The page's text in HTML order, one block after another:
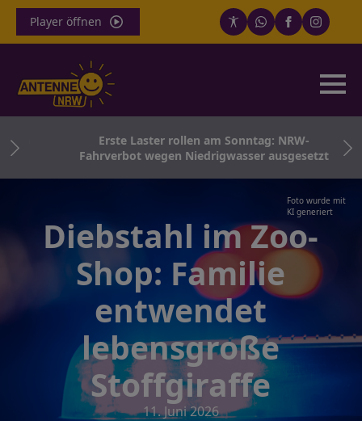
Player öffnen
Erste Laster rollen am Sonntag: NRW-
Fahrverbot wegen Niedrigwasser ausgesetzt
Foto wurde mit
KI generiert
Diebstahl im Zoo-
Shop: Familie
entwendet
lebensgroße
Stoffgiraffe
11. Juni 2026